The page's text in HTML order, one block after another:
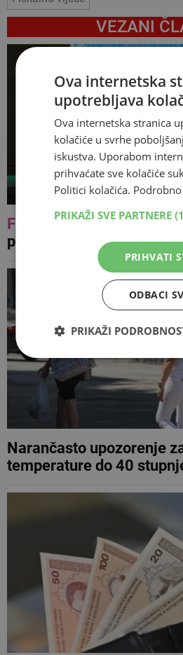
VEZANI
FOTO
Šarolikost običaja i
predstavljeno
Narančasto upozorenje
temperature do 40
Ova internetska
upotrebljava
Ova internetska stranica
kolačiće u svrhe
iskustva. Uporabom
prihvaćate sve kolačiće
Politici kolačića. Podrobno
PRIKAŽI SVE PARTNERE
PRIHVATI
ODBACI
PRIKAŽI